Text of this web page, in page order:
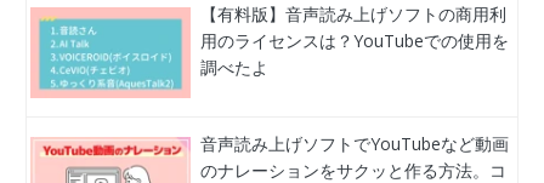
【有料版】音声読み上げソフトの商用利
用のライセンスは？YouTubeでの使用を
調べたよ
音声読み上げソフトでYouTubeなど動画
のナレーションをサクッと作る方法。コ